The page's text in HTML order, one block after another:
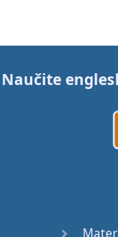
Naučite